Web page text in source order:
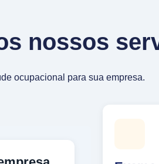
nossos
ocupacional para sua empresa.